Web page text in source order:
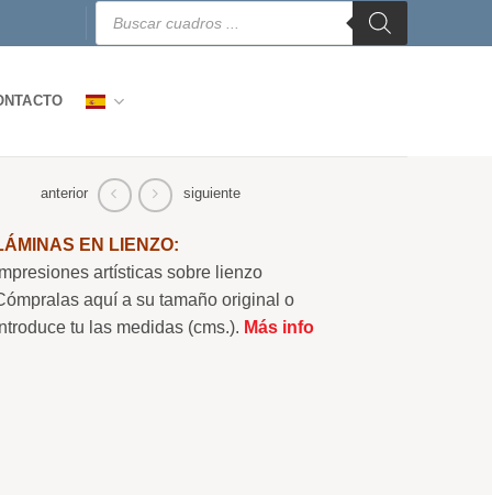
Búsqueda
productos
anterior siguiente
EN LIENZO:
artísticas sobre lienzo
aquí a su tamaño original o
tu las medidas (cms.). Más info